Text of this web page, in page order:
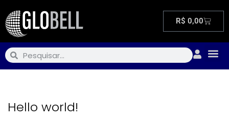
R$ 0,00
Hello world!